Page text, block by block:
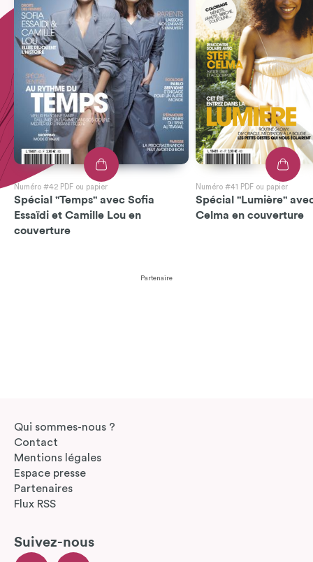
Numéro #42 PDF ou papier
Spécial "Temps" avec Sofia
Essaïdi et Camille Lou en
couverture
Numéro #41 PDF ou papier
Spécial "Lumière"
Celma en couverture
Partenaire
Qui sommes-nous ?
Contact
Mentions légales
Espace presse
Partenaires
Flux RSS
Suivez-nous